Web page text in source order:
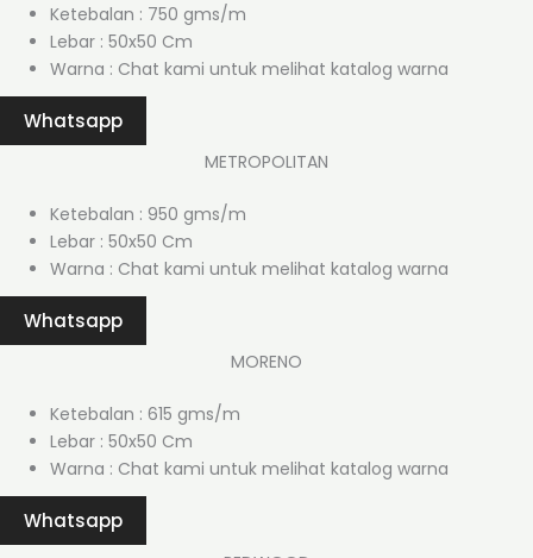
Ketebalan : 750 gms/m
Lebar : 50x50 Cm
Warna : Chat kami untuk melihat katalog warna
Whatsapp
METROPOLITAN
Ketebalan : 950 gms/m
Lebar : 50x50 Cm
Warna : Chat kami untuk melihat katalog warna
Whatsapp
MORENO
Ketebalan : 615 gms/m
Lebar : 50x50 Cm
Warna : Chat kami untuk melihat katalog warna
Whatsapp